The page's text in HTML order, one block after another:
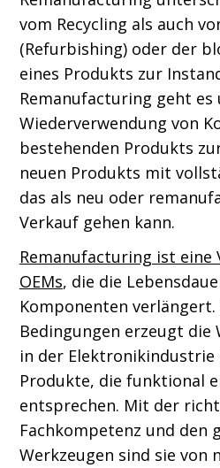
vom Recycling als auch
(Refurbishing) oder der
eines Produkts zur
Remanufacturing geht es
Wiederverwendung von
bestehenden Produkts
neuen Produkts mit
das als neu oder
Verkauf gehen kann.
Remanufacturing ist eine
OEMs, die die
Komponenten
Bedingungen erzeugt
in der Elektronikindustrie
Produkte, die funktional
entsprechen. Mit der
Fachkompetenz und den
Werkzeugen sind sie von